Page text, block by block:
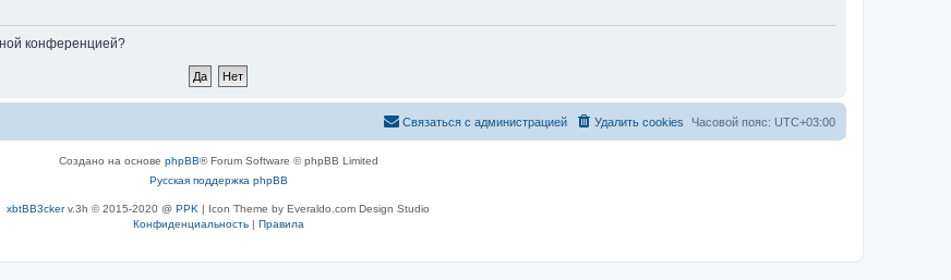
конференцией?
Часовой пояс: UTC+03:00
Удалить cookies
Связаться с администрацией
Создано на основе phpBB® Forum Software © phpBB Limited
Русская поддержка phpBB
xbtBB3ckerv.3h © 2015-2020 @ PPK | Icon Theme by Everaldo.com Design Studio
Конфиденциальность| Правила